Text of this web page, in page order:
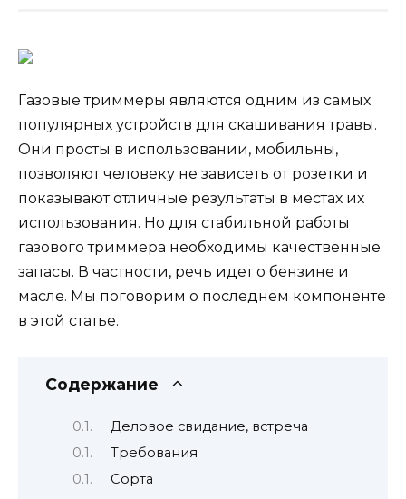
Газовые триммеры являются одним из самых
популярных устройств для скашивания травы.
Они просты в использовании, мобильны,
позволяют человеку не зависеть от розетки и
показывают отличные результаты в местах их
использования. Но для стабильной работы
газового триммера необходимы качественные
запасы. В частности, речь идет о бензине и
масле. Мы поговорим о последнем компоненте
в этой статье.
Содержание
Деловое свидание, встреча
Требования
Сорта